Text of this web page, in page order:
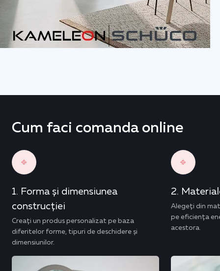
Cum faci comanda online
Forma și dimensiunea
construcției
Creați un produs personalizat pe baza
diferitelor forme, tipuri de deschidere și
dimensiunilor.
Alegeți din
pe eficiența
acestora.